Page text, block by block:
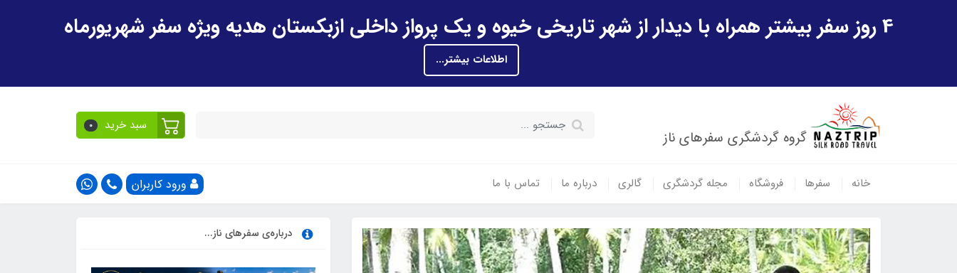
4 روز سفر بیشتر همراه با دیدار از شهر تاریخی خیوه و یک پرواز داخلی ازبکستان هدیه ویژه سفر شهریورماه
اطلاعات بیشتر...
گروه گردشگری سفرهای ناز
سبد خرید 0
خانه سفرها فروشگاه مجله گردشگری گالری درباره ما تماس با ما ورود کاربران
درباره‌ی سفرهای ناز...